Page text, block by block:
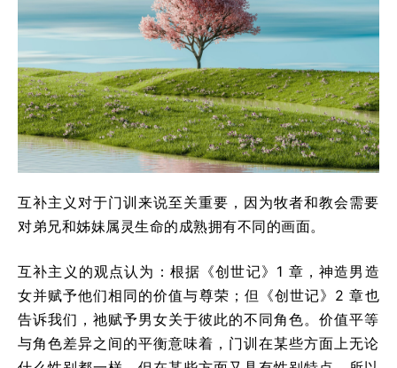
越南语
意大利语
德语
韩语
土耳其语
阿拉伯语
阿尔巴尼亚语
塞尔维亚语
互补主义对于门训来说至关重要，因为牧者和教会需要
对弟兄和姊妹属灵生命的成熟拥有不同的画面。
互补主义的观点认为：根据《创世记》1 章，神造男造
女并赋予他们相同的价值与尊荣；但《创世记》2 章也
告诉我们，祂赋予男女关于彼此的不同角色。价值平等
与角色差异之间的平衡意味着，门训在某些方面上无论